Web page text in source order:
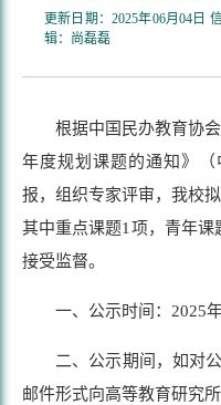
更新日期：2025年06月04日
辑：尚磊磊
根据中国民办教育协
年度规划课题的通知》
报，组织专家评审，我校
其中重点课题1项，青年课
接受监督。
一、公示时间：2025
二、公示期间，如对
邮件形式向高等教育研究所